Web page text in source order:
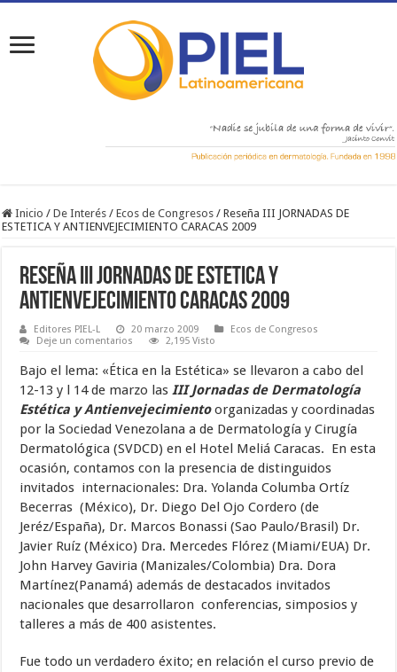
Inicio / De Interés / Ecos de Congresos / Reseña III JORNADAS DE
ESTETICA Y ANTIENVEJECIMIENTO CARACAS 2009
Reseña III JORNADAS DE ESTETICA Y
ANTIENVEJECIMIENTO CARACAS 2009
Editores PIEL-L 20 marzo 2009
Ecos de Congresos
Deje un comentarios
2,195 Visto
Bajo el lema: «Ética en la Estética» se llevaron a cabo del
12-13 y l 14 de marzo lasIII Jornadas de Dermatología
Estética y Antienvejecimientoorganizadas y coordinadas
por la Sociedad Venezolana a de Dermatología y Cirugía
Dermatológica (SVDCD) en el Hotel Meliá Caracas. En esta
ocasión, contamos con la presencia de distinguidos
invitados internacionales: Dra. Yolanda Columba Ortíz
Becerras (México), Dr. Diego Del Ojo Cordero (de
Jeréz/España), Dr. Marcos Bonassi (Sao Paulo/Brasil) Dr.
Javier Ruíz (México) Dra. Mercedes Flórez (Miami/EUA) Dr.
John Harvey Gaviria (Manizales/Colombia) Dra. Dora
Martínez(Panamá) además de destacados invitados
nacionales que desarrollaron conferencias, simposios y
talleres a más de 400 asistentes.
Fue todo un verdadero éxito; en relación el curso previo de